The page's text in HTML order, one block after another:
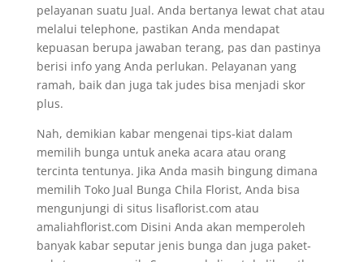
pelayanan suatu Jual. Anda bertanya lewat chat atau
melalui telephone, pastikan Anda mendapat
kepuasan berupa jawaban terang, pas dan pastinya
berisi info yang Anda perlukan. Pelayanan yang
ramah, baik dan juga tak judes bisa menjadi skor
plus.
Nah, demikian kabar mengenai tips-kiat dalam
memilih bunga untuk aneka acara atau orang
tercinta tentunya. Jika Anda masih bingung dimana
memilih Toko Jual Bunga Chila Florist, Anda bisa
mengunjungi di situs lisaflorist.com atau
amaliahflorist.com Disini Anda akan memperoleh
banyak kabar seputar jenis bunga dan juga paket-